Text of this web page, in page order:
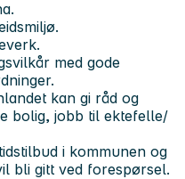
med gode
kan gi råd og
bolig, jobb til ektefelle/
i kommunen og
bli gitt ved forespørsel.